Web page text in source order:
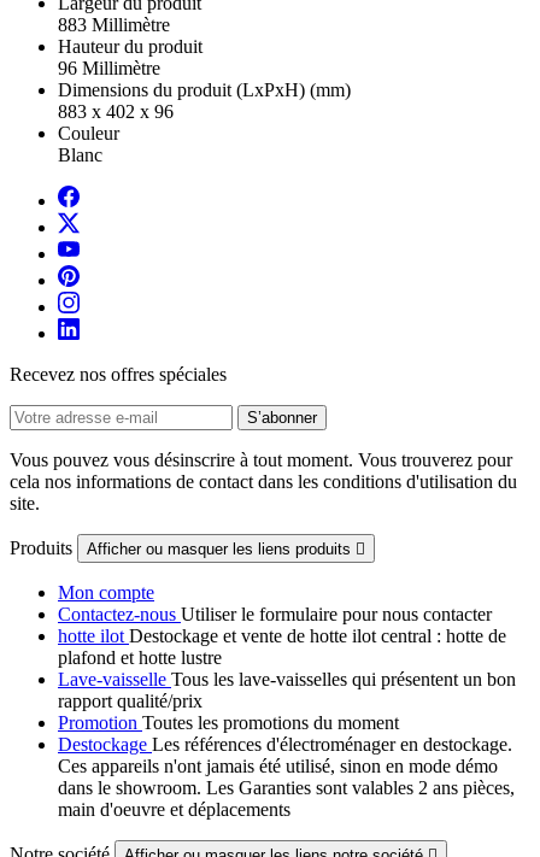
883 Millimètre
Hauteur du produit
96 Millimètre
Dimensions du produit (LxPxH) (mm)
883 x 402 x 96
Couleur
Blanc
Recevez nos offres spéciales
Vous pouvez vous désinscrire à tout moment. Vous trouverez pour
cela nos informations de contact dans les conditions d'utilisation du
site.
Produits Afficher ou masquer les liens produits 
Mon compte
Contactez-nous Utiliser le formulaire pour nous contacter
hotte ilot Destockage et vente de hotte ilot central : hotte de
plafond et hotte lustre
Lave-vaisselle Tous les lave-vaisselles qui présentent un bon
rapport qualité/prix
Promotion Toutes les promotions du moment
Destockage Les références d'électroménager en destockage.
Ces appareils n'ont jamais été utilisé, sinon en mode démo
dans le showroom. Les Garanties sont valables 2 ans pièces,
main d'oeuvre et déplacements